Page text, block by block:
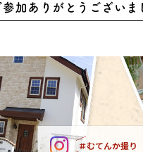
加ありがとうございま